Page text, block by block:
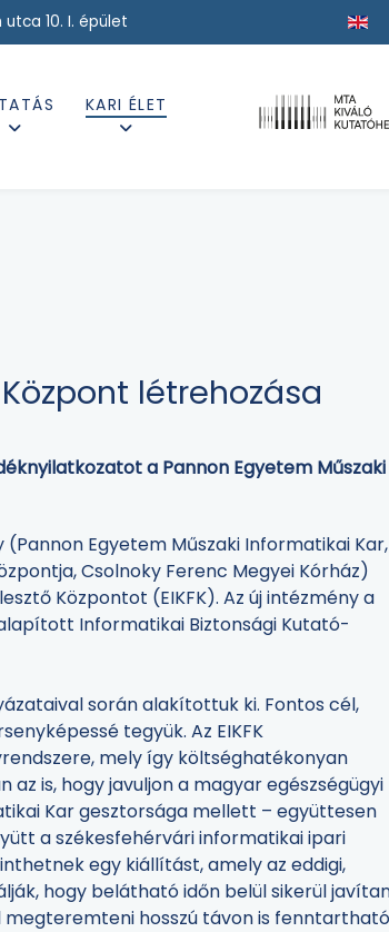
10. I. épület
KARI ÉLET
létrehozása
a Pannon Egyetem Műszaki
Egyetem Műszaki Informatikai Kar,
Csolnoky Ferenc Megyei Kórház)
Központot (EIKFK). Az új intézmény a
Informatikai Biztonsági Kutató-
során alakítottuk ki. Fontos cél,
tegyük. Az EIKFK
mely így költséghatékonyan
is, hogy javuljon a magyar egészségügyi
Kar gesztorsága mellett – együttesen
a székesfehérvári informatikai ipari
egy kiállítást, amely az eddigi,
hogy belátható időn belül sikerül
megteremteni hosszú távon is